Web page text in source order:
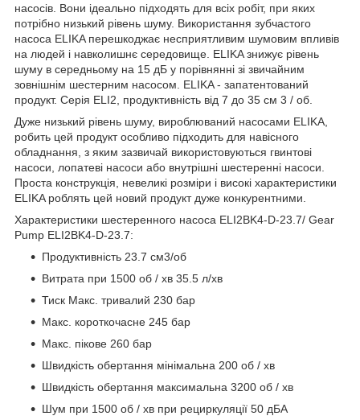
насосів. Вони ідеально підходять для всіх робіт, при яких
потрібно низький рівень шуму. Використання зубчастого
насоса ELIKA перешкоджає несприятливим шумовим впливів
на людей і навколишнє середовище. ELIKA знижує рівень
шуму в середньому на 15 дБ у порівнянні зі звичайним
зовнішнім шестерним насосом. ELIKA - запатентований
продукт. Серія ELI2, продуктивність від 7 до 35 см 3 / об.
Дуже низький рівень шуму, вироблюваний насосами ELIKA,
робить цей продукт особливо підходить для навісного
обладнання, з яким зазвичай використовуються гвинтові
насоси, лопатеві насоси або внутрішні шестеренні насоси.
Проста конструкція, невеликі розміри і високі характеристики
ELIKA роблять цей новий продукт дуже конкурентними.
Характеристики шестеренного насоса ELI2BK4-D-23.7/ Gear
Pump ELI2BK4-D-23.7:
Продуктивність 23.7 см3/об
Витрата при 1500 об / хв 35.5 л/хв
Тиск Макс. тривалий 230 бар
Макс. короткочасне 245 бар
Макс. пікове 260 бар
Швидкість обертання мінімальна 200 об / хв
Швидкість обертання максимальна 3200 об / хв
Шум при 1500 об / хв при рециркуляції 50 дБА